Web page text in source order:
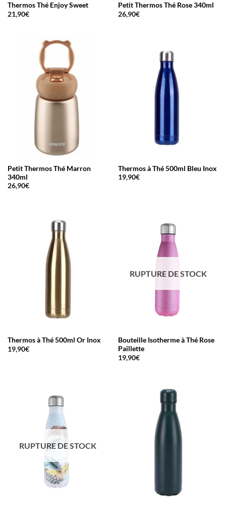
Thermos Thé Enjoy Sweet
21,90€
Petit Thermos Thé Rose 340ml
26,90€
Petit Thermos Thé Marron
340ml
26,90€
Thermos à Thé 500ml Bleu Inox
19,90€
Thermos à Thé 500ml Or Inox
19,90€
RUPTURE DE STOCK
Bouteille Isotherme à Thé Rose
Paillette
19,90€
RUPTURE DE STOCK